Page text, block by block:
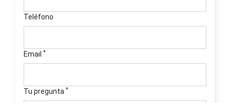
Teléfono
Email *
Tu pregunta *